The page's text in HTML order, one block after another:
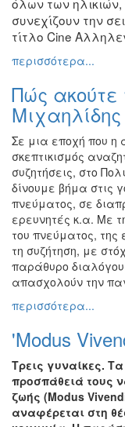
συνεχίζουν την
τίτλο Cine
περισσότερα...
Πώς ακούτε
Μιχαηλίδης
Σε μια εποχή που η
σκεπτικισμός
συζητήσεις, στο
δίνουμε βήμα στις
πνεύματος, σε
ερευνητές κ.α. Με
του πνεύματος, της
τη συζήτηση, με
παράθυρο
απασχολούν την
περισσότερα...
'Modus
Τρεις γυναίκες.
προσπάθειά τους
ζωής (Modus
αναφέρεται στη